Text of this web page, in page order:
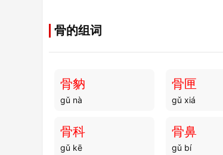
骨的组词
骨豽
gǔ nà
骨匣
gǔ xiá
骨科
gǔ kē
骨鼻
gǔ bí